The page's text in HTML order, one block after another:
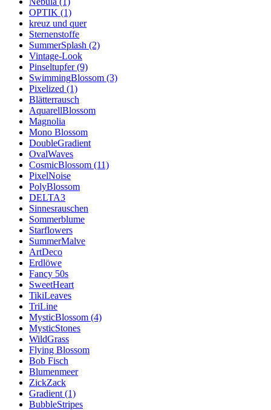
OPTIK (1)
kreuz und quer
Sternenstoffe
SummerSplash (2)
Vintage-Look
Pinseltupfer (9)
SwimmingBlossom (3)
Pixelized (1)
Blätterrausch
AquarellBlossom
Magnolia
Mono Blossom
DoubleGradient
OvalWaves
CosmicBlossom (11)
PixelNoise
PolyBlossom
DELTA3
Sinnesrauschen
Sommerblume
Starflowers
SummerMalve
ArtDeco
Erdlöwe
Fancy 50s
SweetHeart
TikiLeaves
TriLine
MysticBlossom (4)
MysticStones
WildGrass
Flying Blossom
Bob Fisch
Blumenmeer
ZickZack
Gradient (1)
BubbleStripes